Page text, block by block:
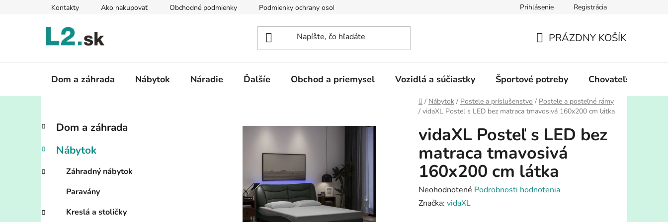
Kontakty Ako nakupovať Obchodné podmienky Podmienky ochrany osobných údajov Prihlásenie Registrácia
KOŠÍK
PRÁZDNY KOŠÍK
Dom a záhrada Nábytok Náradie Ďalšíe Obchod a priemysel Vozidlá a súčiastky Športové potreby Chovateľské
Domov
/ Nábytok / Postele a príslušenstvo / Postele a posteľné rámy
/ vidaXL Posteľ s LED bez matraca tmavosivá 160x200 cm látka
B
č
ý
n
Preskočiť
kategórie
K
a
e
ó
e
Dom a záhrada
Nábytok
Záhradný nábytok
Paravány
Kreslá a stoličky
vidaXL Posteľ s LED bez
matraca tmavosivá
160x200 cm látka
Priemerné
hodnotenie
Neohodnotené Podrobnosti hodnotenia
Značka: vidaXL